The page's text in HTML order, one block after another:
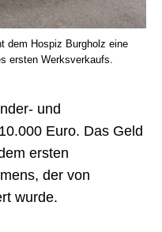
dem Hospiz Burgholz eine
ersten Werksverkaufs.
und
Euro. Das Geld
ersten
der von
wurde.